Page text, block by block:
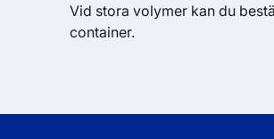
Vid stora volymer kan du
container.